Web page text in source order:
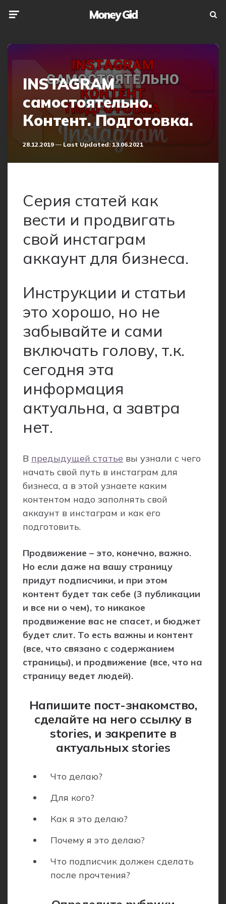
Money Gid
INSTAGRAM
самостоятельно.
Контент. Подготовка.
28.12.2019 Last Updated:13.06.2021
Серия статей как
вести и продвигать
свой инстаграм
аккаунт для бизнеса.
Инструкции и статьи
это хорошо, но не
забывайте и сами
включать голову, т.к.
сегодня эта
информация
актуальна, а завтра
нет.
В предыдущей статье вы узнали с чего
начать свой путь в инстаграм для
бизнеса, а в этой узнаете каким
контентом надо заполнять свой
аккаунт в инстаграм и как его
подготовить.
Продвижение – это, конечно, важно.
Но если даже на вашу страницу
придут подписчики, и при этом
контент будет так себе (3 публикации
и все ни о чем), то никакое
продвижение вас не спасет, и бюджет
будет слит. То есть важны и контент
(все, что связано с содержанием
страницы), и продвижение (все, что на
страницу ведет людей).
Напишите пост-знакомство,
сделайте на него ссылку в
stories, и закрепите в
актуальных stories
Что делаю?
Для кого?
Как я это делаю?
Почему я это делаю?
Что подписчик должен сделать
после прочтения?